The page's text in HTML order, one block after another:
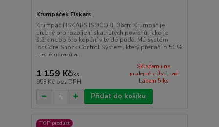
Krumpáček Fiskars
Krumpáč FISKARS ISOCORE 36cm Krumpáč je
určený pro rozbíjení skalnatých povrchů, jako je
štěrk nebo pro kopání v tvrdé půdě. Má systém
IsoCore Shock Control System, který přenáší o 50 %
méně nárazů a...
1 159 Kč/ks
958 Kč bez DPH
Skladem i na
prodejně v Ústí nad
Labem 5 ks
Přidat do košíku
TOP produkt